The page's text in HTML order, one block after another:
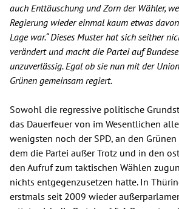
auch Enttäuschung und Zorn der Wähler,
Regierung wieder einmal kaum etwas
Lage war.“ Dieses Muster hat sich seither
verändert und macht die Partei auf
unzuverlässig. Egal ob sie nun mit der
Grünen gemeinsam regiert.
Sowohl die regressive politische
das Dauerfeuer von im Wesentlichen
wenigsten noch der SPD, an den
dem die Partei außer Trotz und in den
den Aufruf zum taktischen Wählen
nichts entgegenzusetzen hatte. In
erstmals seit 2009 wieder